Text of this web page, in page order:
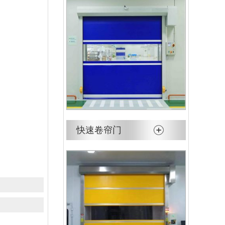
快速卷帘门